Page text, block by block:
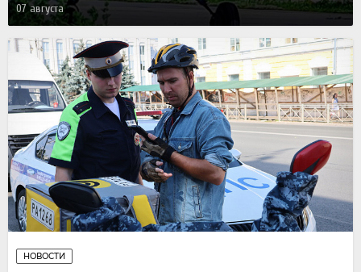
07 августа
НОВОСТИ